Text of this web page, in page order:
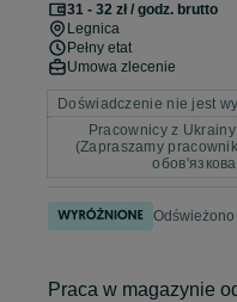
31 - 32 zł / godz. brutto
Legnica
Pełny etat
Umowa zlecenie
Doświadczenie nie jest
Pracownicy z
(Zapraszamy
Praca w magazynie